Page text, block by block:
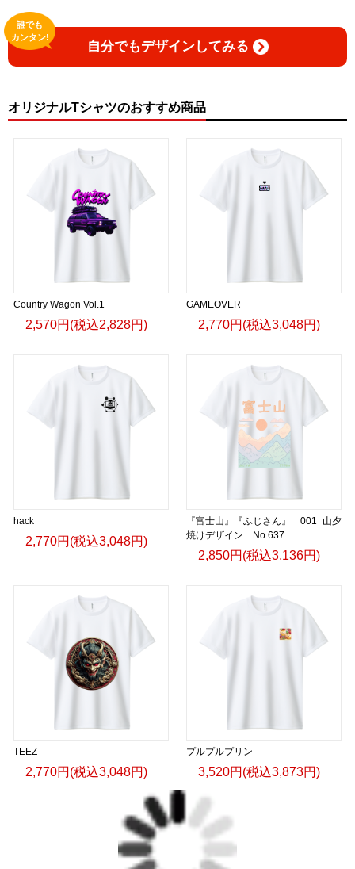
自分でもデザインしてみる
誰でも
カンタン!
オリジナルTシャツのおすすめ商品
Country Wagon Vol.1
2,570円(税込2,828円)
GAMEOVER
2,770円(税込3,048円)
hack
2,770円(税込3,048円)
『富士山』『ふじさん』 001_山夕
焼けデザイン No.637
2,850円(税込3,136円)
TEEZ
2,770円(税込3,048円)
プルプルプリン
3,520円(税込3,873円)